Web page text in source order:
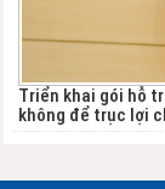
Triển khai gói hỗ
không để trục lợi